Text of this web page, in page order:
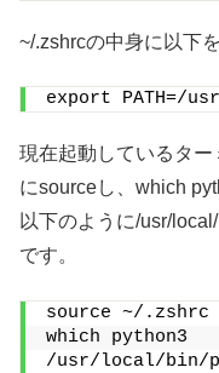
~/.zshrcの中身に以下
export PATH=/
現在起動しているタ
にsourceし、which
以下のように/usr/
です。
source ~/.zshrc
which python3
/usr/local/bin/